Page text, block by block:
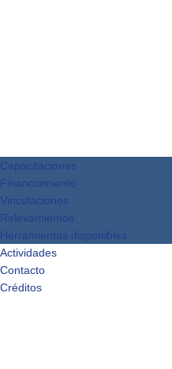
Capacitaciones
Financiamiento
Vinculaciones
Relevamientos
Herramientas disponibles
Actividades
Contacto
Créditos